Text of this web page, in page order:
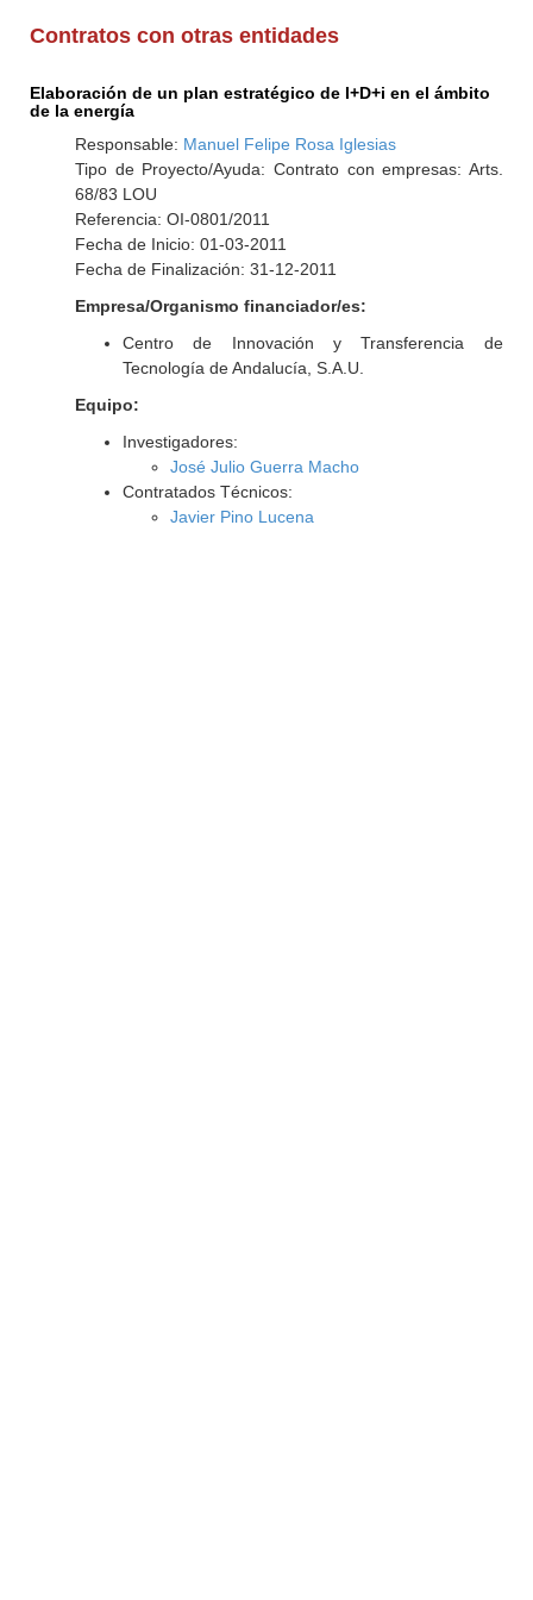
Contratos con otras entidades
Elaboración de un plan estratégico de I+D+i en el ámbito
de la energía
Responsable: Manuel Felipe Rosa Iglesias
Tipo de Proyecto/Ayuda: Contrato con empresas: Arts.
68/83 LOU
Referencia: OI-0801/2011
Fecha de Inicio: 01-03-2011
Fecha de Finalización: 31-12-2011
Empresa/Organismo financiador/es:
Centro de Innovación y Transferencia de
Tecnología de Andalucía, S.A.U.
Equipo:
Investigadores:
José Julio Guerra Macho
Contratados Técnicos:
Javier Pino Lucena